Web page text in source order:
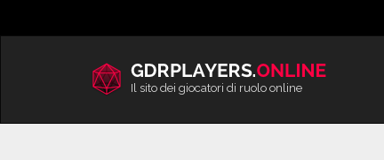
Il sito dei giocatori di ruolo online